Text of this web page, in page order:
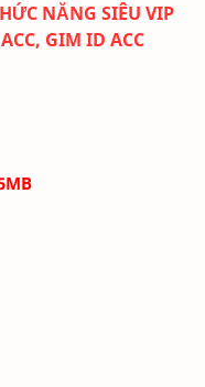
NĂNG SIÊU VIP
GIM ID ACC